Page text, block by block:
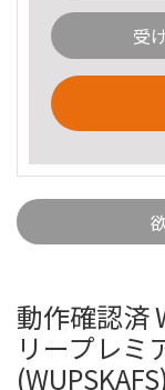
受
動作確認済
リープレミ